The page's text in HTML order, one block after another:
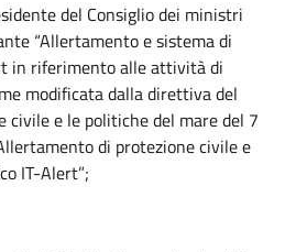
del Consiglio dei ministri
“Allertamento e sistema di
in riferimento alle attività di
modificata dalla direttiva del
civile e le politiche del mare del 7
di protezione civile e
IT-Alert”;